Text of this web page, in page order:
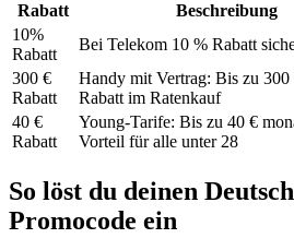
Rabatt Beschreibung
10%
Rabatt
Bei Telekom 10 % Rabatt
300 €
Rabatt
Handy mit Vertrag: Bis zu 300
Rabatt im Ratenkauf
40 €
Rabatt
Young-Tarife: Bis zu 40 €
Vorteil für alle unter 28
So löst du deinen
Promocode ein